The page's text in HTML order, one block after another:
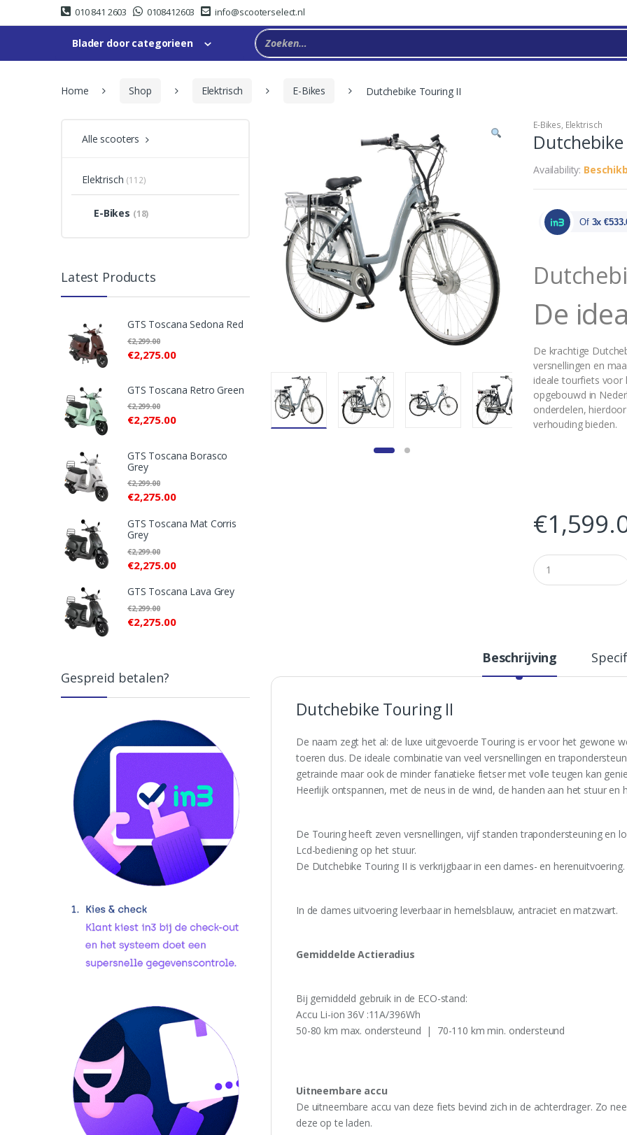
to
to
010 841 2603 0108412603 info@scooterselect.nl
Blader door categorieen
Home Shop Elektrisch E-Bikes Dutchebike Touring II
E-Bikes, Elektrisch
Availability:
Of 3x
De
De krachtige
versnellingen en
ideale tourfiets voor
opgebouwd in
onderdelen,
verhouding bieden.
€
Q
u
a
Beschrijving
Dutchebike Touring II
De naam zegt het al: de luxe uitgevoerde Touring is er voor het gewone
toeren dus. De ideale combinatie van veel versnellingen en
getrainde maar ook de minder fanatieke fietser met volle teugen kan
Heerlijk ontspannen, met de neus in de wind, de handen aan het stuur en
De Touring heeft zeven versnellingen, vijf standen trapondersteuning en
Lcd-bediening op het stuur.
De Dutchebike Touring II is verkrijgbaar in een dames- en herenuitvoering.
In de dames uitvoering leverbaar in hemelsblauw, antraciet en matzwart.
Gemiddelde Actieradius
Bij gemiddeld gebruik in de ECO-stand:
Accu Li-ion 36V :11A/396Wh
50-80 km max. ondersteund | 70-110 km min. ondersteund
Uitneembare accu
De uitneembare accu van deze fiets bevind zich in de achterdrager. Zo
deze op te laden.
Alle scooters
Elektrisch (112)
E-Bikes (18)
Latest Products
GTS Toscana Sedona Red
€2,275.00
€2,299.00
GTS Toscana Retro Green
€2,275.00
€2,299.00
GTS Toscana Borasco
Grey
€2,275.00
€2,299.00
GTS Toscana Mat Corris
Grey
€2,275.00
€2,299.00
GTS Toscana Lava Grey
€2,275.00
€2,299.00
Gespreid betalen?